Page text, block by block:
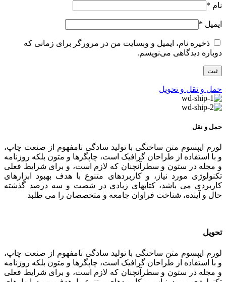
نام *
ایمیل *
ذخیره نام، ایمیل و وبسایت من در مرورگر برای زمانی که
دوباره دیدگاهی می‌نویسم.
حمل و نقل و تحویل
حمل و نقل
لورم ایپسوم متن ساختگی با تولید سادگی نامفهوم از صنعت چاپ،
و با استفاده از طراحان گرافیک است، چاپگرها و متون بلکه روزنامه
و مجله در ستون و سطرآنچنان که لازم است، و برای شرایط فعلی
تکنولوژی مورد نیاز، و کاربردهای متنوع با هدف بهبود ابزارهای
کاربردی می باشد، کتابهای زیادی در شصت و سه درصد گذشته
حال و آینده، شناخت فراوان جامعه و متخصصان را می طلبد
تحویل
لورم ایپسوم متن ساختگی با تولید سادگی نامفهوم از صنعت چاپ،
و با استفاده از طراحان گرافیک است، چاپگرها و متون بلکه روزنامه
و مجله در ستون و سطرآنچنان که لازم است، و برای شرایط فعلی